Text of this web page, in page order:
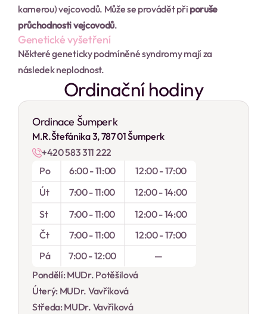
kamerou) vejcovodů. Může se provádět při poruše
průchodnosti vejcovodů.
Genetické vyšetření
Některé geneticky podmíněné syndromy mají za
následek neplodnost.
Ordinační hodiny
Ordinace Šumperk
M.R.Štefánika 3, 787 01 Šumperk
+420 583 311 222
Po
6:00 - 11:00
12:00 - 17:00
Út
7:00 - 11:00
12:00 - 14:00
St
7:00 - 11:00
12:00 - 14:00
Čt
7:00 - 11:00
12:00 - 17:00
Pá
7:00 - 12:00
—
Pondělí: MUDr. Potěšilová
Úterý: MUDr. Vavříková
Středa: MUDr. Vavříková